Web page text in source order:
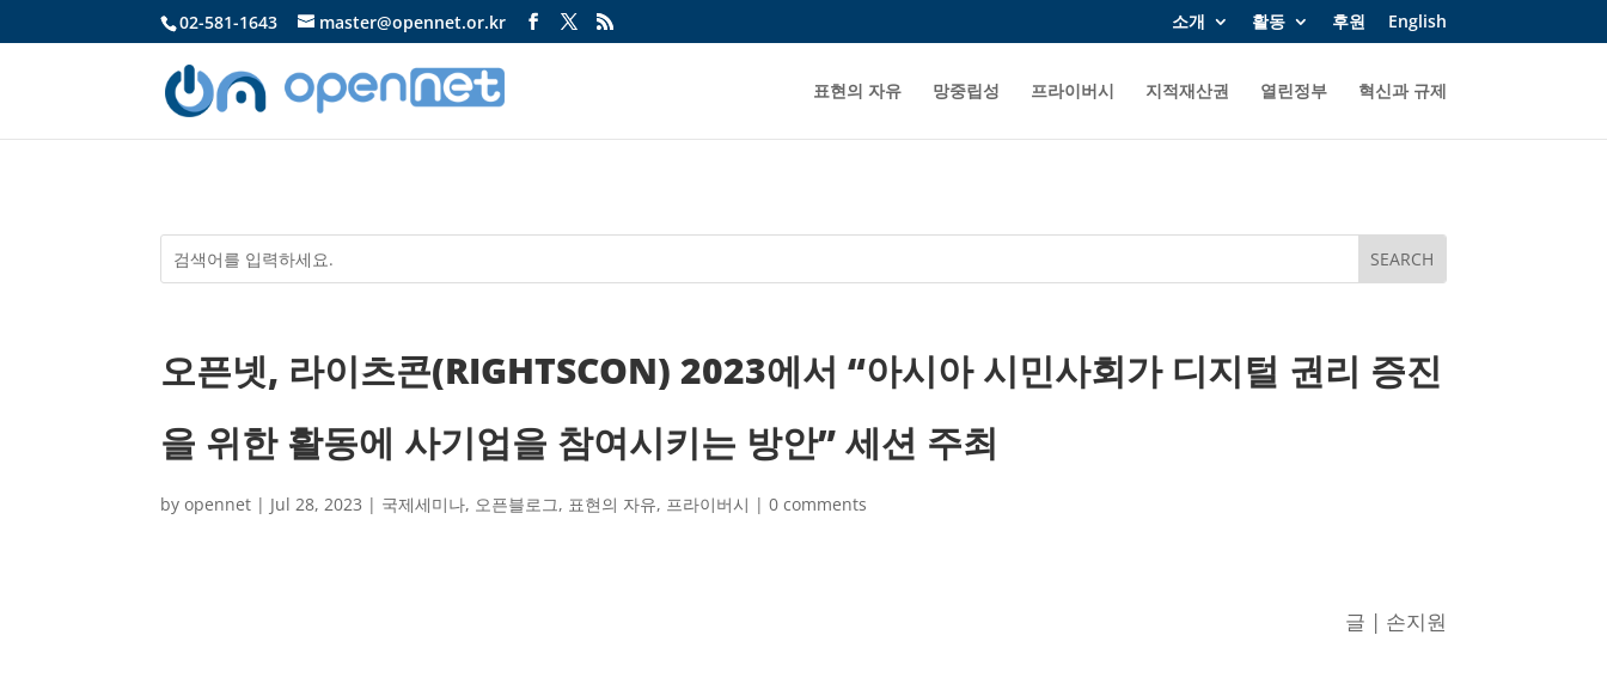
02-581-1643 master@opennet.or.kr 소개 활동 후원 English
표현의 자유 망중립성 프라이버시 지적재산권 열린정부 혁신과 규제
오픈넷, 라이츠콘(RIGHTSCON) 2023에서 “아시아 시민사회가 디지털 권리 증진
을 위한 활동에 사기업을 참여시키는 방안” 세션 주최
byopennet | Jul 28, 2023 | 국제세미나, 오픈블로그, 표현의 자유, 프라이버시 |0 comments
글 | 손지원